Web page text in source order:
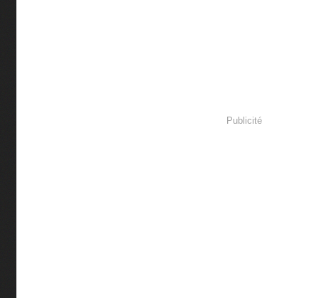
Publicité